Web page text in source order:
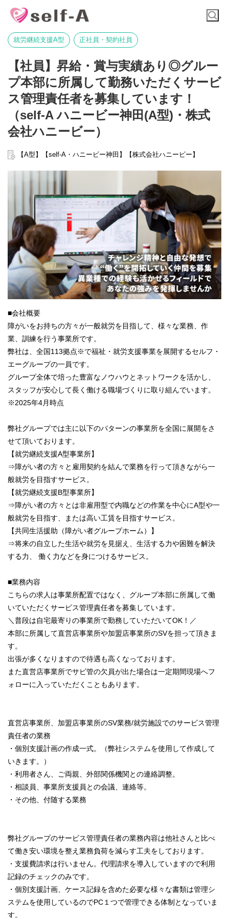
就労継続支援A型 正社員・契約社員
【社員】昇給・賞与実績あり◎グルー
プ本部に所属して勤務いただくサービ
ス管理責任者を募集しています！
（self-A ハニービー神田(A型)・株式
会社ハニービー）
【A型】【self-A・ハニービー神田】【株式会社ハニービー】
■会社概要
障がいをお持ちの方々が一般就労を目指して、様々な業務、作
業、訓練を行う事業所です。
弊社は、全国113拠点※で福祉・就労支援事業を展開するセルフ・
エーグループの一員です。
グループ全体で培った豊富なノウハウとネットワークを活かし、
スタッフが安心して長く働ける職場づくりに取り組んでいます。
※2025年4月時点
弊社グループでは主に以下のパターンの事業所を全国に展開をさ
せて頂いております。
【就労継続支援A型事業所】
⇒障がい者の方々と雇用契約を結んで業務を行って頂きながら一
般就労を目指すサービス。
【就労継続支援B型事業所】
⇒障がい者の方々とは非雇用型で内職などの作業を中心にA型や一
般就労を目指す、または高い工賃を目指すサービス。
【共同生活援助（障がい者グループホーム）】
⇒将来の自立した生活や就労を見据え、生活する力や困難を解決
する力、 働く力などを身につけるサービス。
■業務内容
こちらの求人は事業所配置ではなく、グループ本部に所属して働
いていただくサービス管理責任者を募集しています。
＼普段は自宅最寄りの事業所で勤務していただいてOK！／
本部に所属して直営店事業所や加盟店事業所のSVを担って頂きま
す。
出張が多くなりますので待遇も高くなっております。
また直営店事業所でサビ管の欠員が出た場合は一定期間現場へフ
ォローに入っていただくこともあります。
直営店事業所、加盟店事業所のSV業務/就労施設でのサービス管理
責任者の業務
・個別支援計画の作成一式。（弊社システムを使用して作成して
いきます。）
・利用者さん、ご両親、外部関係機関との連絡調整。
・相談員、事業所支援員との会議、連絡等。
・その他、付随する業務
弊社グループのサービス管理責任者の業務内容は他社さんと比べ
て働き安い環境を整え業務負荷を減らす工夫をしております。
・支援費請求は行いません。代理請求を導入していますので利用
記録のチェックのみです。
・個別支援計画、ケース記録を含めた必要な様々な書類は管理シ
ステムを使用しているのでPC１つで管理できる体制となっていま
す。